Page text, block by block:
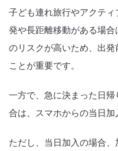
子ども連れ旅行やアクテ
発や長距離移動がある場
のリスクが高いため、出
ことが重要です。
一方で、急に決まった日
合は、スマホからの当日加
ただし、当日加入の場合